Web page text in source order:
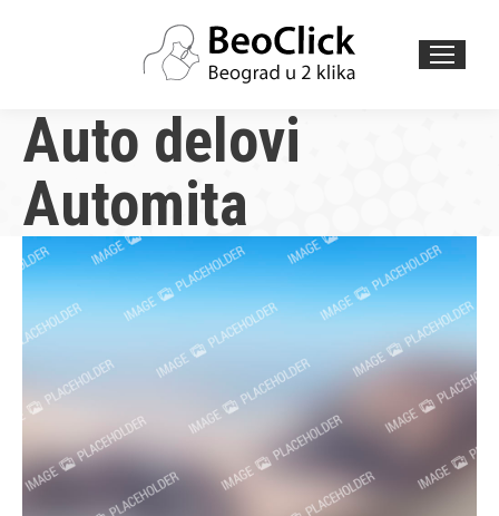
Auto delovi
Automita